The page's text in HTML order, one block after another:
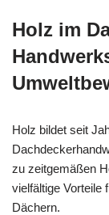
Holz im
Holz bildet seit
zu zeitgemäßen
vielfältige Vorteile
Dächern.